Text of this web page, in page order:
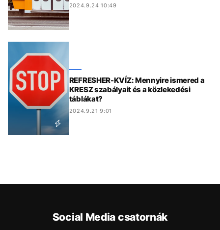
2024.9.24 10:49
REFRESHER-KVÍZ: Mennyire ismered a
KRESZ szabályait és a közlekedési
táblákat?
2024.9.21 9:01
Social Media csatornák